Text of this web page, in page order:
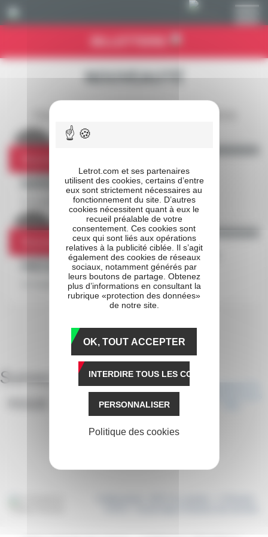
NOUVEAUTÉ
PRIX D’AMÉRIQUE RACES ZETURF - LA
12 novembre 2020
Nouveauté
PRIX D’AMÉRIQUE – LA CONFÉRENCE DE
12 novembre 2020
Suivez-
Letrot.com et ses partenaires
utilisent des cookies, certains d’entre
eux sont strictement nécessaires au
fonctionnement du site. D’autres
cookies nécessitent quant à eux le
recueil préalable de votre
consentement. Ces cookies sont
ceux qui sont liés aux opérations
relatives à la publicité ciblée. Il s’agit
également des cookies de réseaux
sociaux, notamment générés par
leurs boutons de partage. Obtenez
plus d’informations en consultant la
rubrique «protection des données»
de notre site.
OK, TOUT ACCEPTER
INTERDIRE TOUS LES COOKIES
PERSONNALISER
Politique des cookies